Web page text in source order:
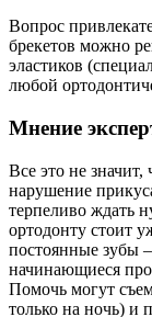
Вопрос
брекетов можно
эластиков
любой
Мнение
Все это не значит,
нарушение
терпеливо ждать
ортодонту стоит
постоянные зубы
начинающиеся
Помочь могут
только на ночь) и